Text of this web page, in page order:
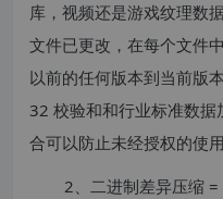
库，视频还是游戏纹理数
文件已更改，在每个文件
以前的任何版本到当前版
32 校验和和行业标准数据
合可以防止未经授权的使
2、二进制差异压缩